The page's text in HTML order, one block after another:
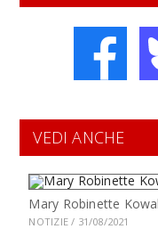
VEDI ANCHE
Mary Robinette
NOTIZIE / 31/08/2021